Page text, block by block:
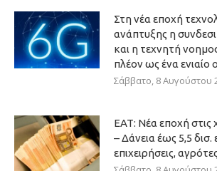
Στη νέα εποχή
ανάπτυξης η
και η τεχνητή
πλέον ως ένα ενιαίο
Σάββατο, 8 Αυγούστου
ΕΑΤ: Νέα εποχή στις
– Δάνεια έως 5,5 δισ.
επιχειρήσεις,